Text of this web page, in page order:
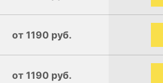
от 1190 руб.
от 1190 руб.